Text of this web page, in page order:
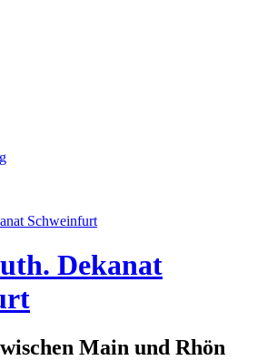
Dekanat
Main und Rhön